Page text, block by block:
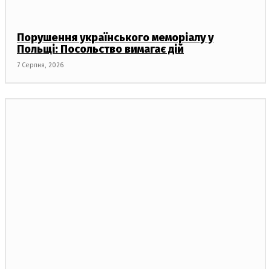
Порушення українського меморіалу у
Польщі: Посольство вимагає дій
7 Серпня, 2026